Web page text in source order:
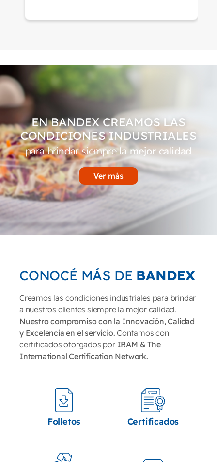
EN BANDEX CREAMOS LAS
CONDICIONES INDUSTRIALES
para brindar siempre lamejor calidad
Ver más
CONOCÉ MÁS DE BANDEX
Creamos las condiciones industriales para brindar
a nuestros clientes siempre la mejor calidad.
Nuestro compromiso con la Innovación, Calidad
y Excelencia en el servicio.Contamos con
certificados otorgados por IRAM & The
International Certification Network.
Folletos Certificados